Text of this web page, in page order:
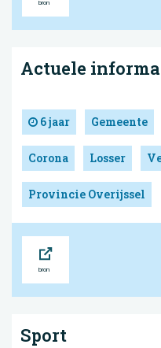
Actuele
6 jaar Gemeente
Corona Losser
Provincie Overijssel
Sport